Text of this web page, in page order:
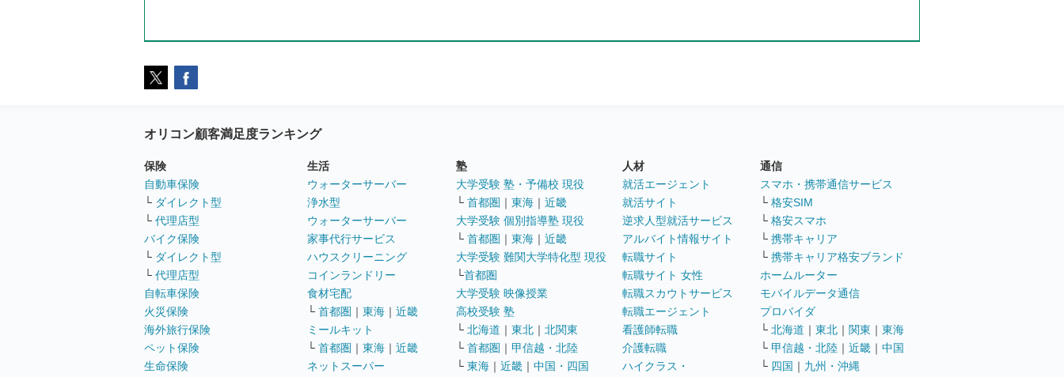
オリコン顧客満足度ランキング
保険
自動車保険
└ ダイレクト型
└ 代理店型
バイク保険
└ ダイレクト型
└ 代理店型
自転車保険
火災保険
海外旅行保険
ペット保険
生命保険
生活
ウォーターサーバー
浄水型
ウォーターサーバー
家事代行サービス
ハウスクリーニング
コインランドリー
食材宅配
└ 首都圏 ｜ 東海 ｜ 近畿
ミールキット
└ 首都圏 ｜ 東海 ｜ 近畿
ネットスーパー
塾
大学受験 塾・予備校 現役
└ 首都圏 ｜ 東海 ｜ 近畿
大学受験 個別指導塾 現役
└ 首都圏 ｜ 東海 ｜ 近畿
大学受験 難関大学特化型 現役
└首都圏
大学受験 映像授業
高校受験 塾
└ 北海道 ｜ 東北 ｜ 北関東
└ 首都圏 ｜ 甲信越・北陸
└ 東海 ｜ 近畿 ｜ 中国・四国
人材
就活エージェント
就活サイト
逆求人型就活サービス
アルバイト情報サイト
転職サイト
転職サイト 女性
転職スカウトサービス
転職エージェント
看護師転職
介護転職
ハイクラス・
通信
スマホ・携帯通信サービス
└ 格安SIM
└ 格安スマホ
└ 携帯キャリア
└ 携帯キャリア格安ブランド
ホームルーター
モバイルデータ通信
プロバイダ
└ 北海道 ｜ 東北 ｜ 関東 ｜ 東海
└ 甲信越・北陸 ｜ 近畿 ｜ 中国
└ 四国 ｜ 九州・沖縄